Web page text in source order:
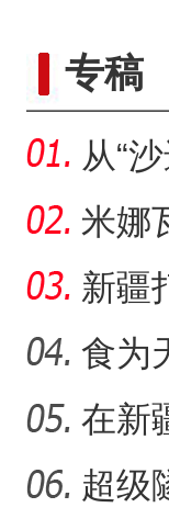
专稿
从“
谐”
米娜
让少
新疆
支撑
食为
疆春
在新
扬？
超级